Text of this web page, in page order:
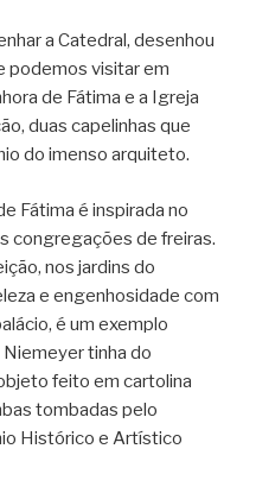
a Catedral, desenhou
podemos visitar em
de Fátima e a Igreja
duas capelinhas que
do imenso arquiteto.
Fátima é inspirada no
congregações de freiras.
nos jardins do
e engenhosidade com
é um exemplo
tinha do
feito em cartolina
tombadas pelo
Histórico e Artístico